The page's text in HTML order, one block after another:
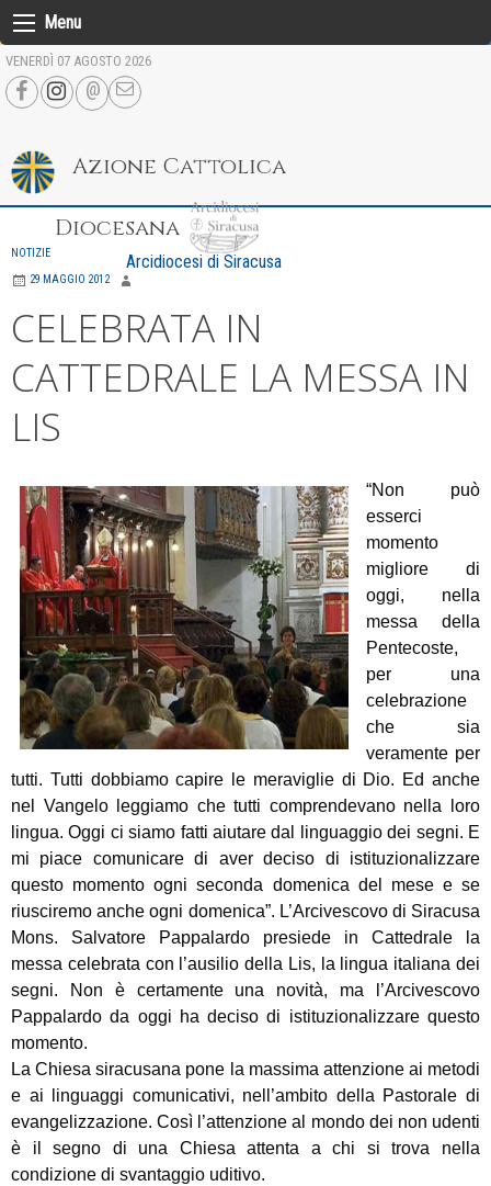
Skip
to
content
Menu
VENERDÌ 07 AGOSTO 2026
Azione Cattolica
Diocesana
Arcidiocesi di Siracusa
NOTIZIE
29 MAGGIO 2012
CELEBRATA IN
CATTEDRALE LA MESSA IN
LIS
“Non può
esserci
momento
migliore di
oggi, nella
messa della
Pentecoste,
per una
celebrazione
che sia
veramente per
tutti. Tutti dobbiamo capire le meraviglie di Dio. Ed anche
nel Vangelo leggiamo che tutti comprendevano nella loro
lingua. Oggi ci siamo fatti aiutare dal linguaggio dei segni. E
mi piace comunicare di aver deciso di istituzionalizzare
questo momento ogni seconda domenica del mese e se
riusciremo anche ogni domenica”. L’Arcivescovo di Siracusa
Mons. Salvatore Pappalardo presiede in Cattedrale la
messa celebrata con l’ausilio della Lis, la lingua italiana dei
segni. Non è certamente una novità, ma l’Arcivescovo
Pappalardo da oggi ha deciso di istituzionalizzare questo
momento.
La Chiesa siracusana pone la massima attenzione ai metodi
e ai linguaggi comunicativi, nell’ambito della Pastorale di
evangelizzazione. Così l’attenzione al mondo dei non udenti
è il segno di una Chiesa attenta a chi si trova nella
condizione di svantaggio uditivo.